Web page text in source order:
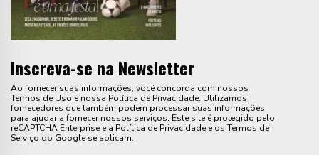
Inscreva-se na Newsletter
Ao fornecer suas informações, você concorda com nossos
Termos de Uso e nossa Política de Privacidade. Utilizamos
fornecedores que também podem processar suas informações
para ajudar a fornecer nossos serviços. Este site é protegido pelo
reCAPTCHA Enterprise e a Política de Privacidade e os Termos de
Serviço do Google se aplicam.